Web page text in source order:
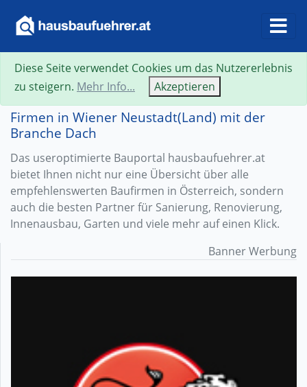
Firmen in Wiener Neustadt(Land) mit der
Branche Dach
Das useroptimierte Bauportal hausbaufuehrer.at
bietet Ihnen nicht nur eine Übersicht über alle
empfehlenswerten Baufirmen in Österreich, sondern
auch die besten Partner für Sanierung, Renovierung,
Innenausbau, Garten und viele mehr auf einen Klick.
Banner Werbung
Diese Seite verwendet Cookies um das Nutzererlebnis
zu steigern. Mehr Info... Akzeptieren